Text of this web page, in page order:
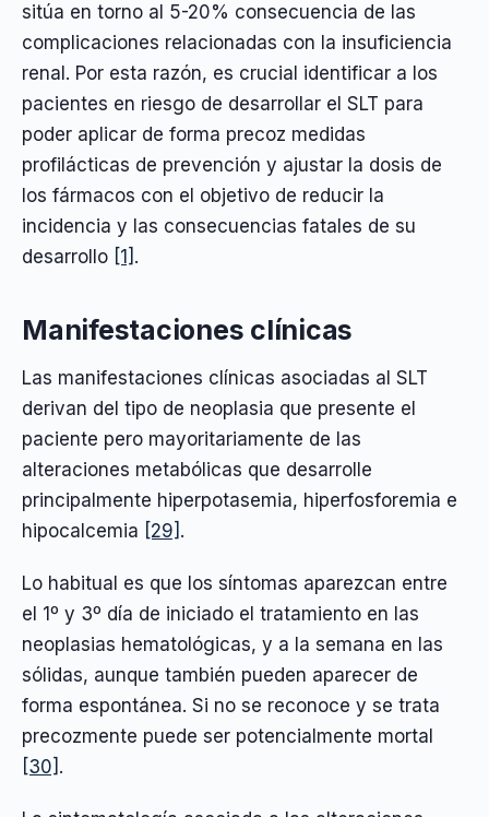
sitúa en torno al 5-20% consecuencia de las
complicaciones relacionadas con la insuficiencia
renal. Por esta razón, es crucial identificar a los
pacientes en riesgo de desarrollar el SLT para
poder aplicar de forma precoz medidas
profilácticas de prevención y ajustar la dosis de
los fármacos con el objetivo de reducir la
incidencia y las consecuencias fatales de su
desarrollo [1] .
Manifestaciones clínicas
Las manifestaciones clínicas asociadas al SLT
derivan del tipo de neoplasia que presente el
paciente pero mayoritariamente de las
alteraciones metabólicas que desarrolle
principalmente hiperpotasemia, hiperfosforemia e
hipocalcemia [29] .
Lo habitual es que los síntomas aparezcan entre
el 1º y 3º día de iniciado el tratamiento en las
neoplasias hematológicas, y a la semana en las
sólidas, aunque también pueden aparecer de
forma espontánea. Si no se reconoce y se trata
precozmente puede ser potencialmente mortal
[30] .